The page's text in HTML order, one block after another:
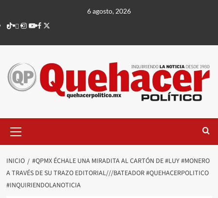
contenido
6 agosto, 2026
TikTok
threads
Instagram
Youtube
Facebook
X
principal
INICIO
#QPMX ÉCHALE UNA MIRADITA AL CARTÓN DE #LUY #MONERO
A TRAVÉS DE SU TRAZO EDITORIAL///BATEADOR #QUEHACERPOLITICO
#INQUIRIENDOLANOTICIA